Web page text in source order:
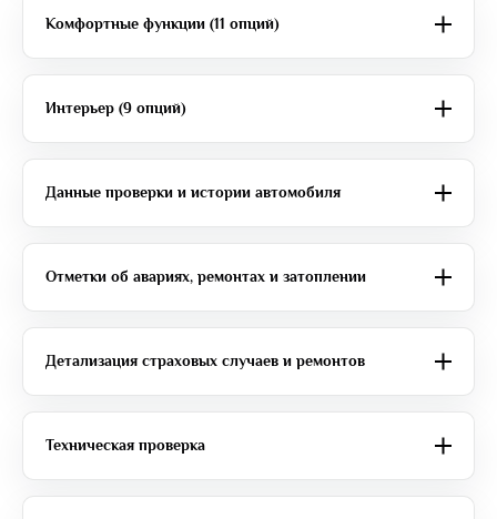
Комфортные функции (11 опций)
Интерьер (9 опций)
Данные проверки и истории автомобиля
Отметки об авариях, ремонтах и затоплении
Детализация страховых случаев и ремонтов
Техническая проверка